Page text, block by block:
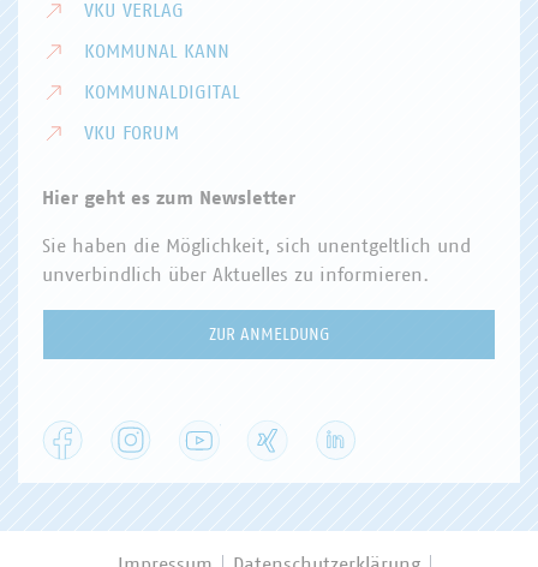
VKU VERLAG
KOMMUNAL KANN
KOMMUNALDIGITAL
VKU FORUM
Hier geht es zum Newsletter
Sie haben die Möglichkeit, sich unentgeltlich und
unverbindlich über Aktuelles zu informieren.
ZUR ANMELDUNG
Facebook Instagram YouTube